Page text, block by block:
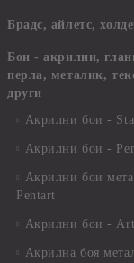
Брадс, айлетс,
Бои - акрилни,
перла, металик,
други
Акрилни бои -
Акрилни бои -
Акрилни бои
Pentart
Акрилни бои -
Акрилна боя